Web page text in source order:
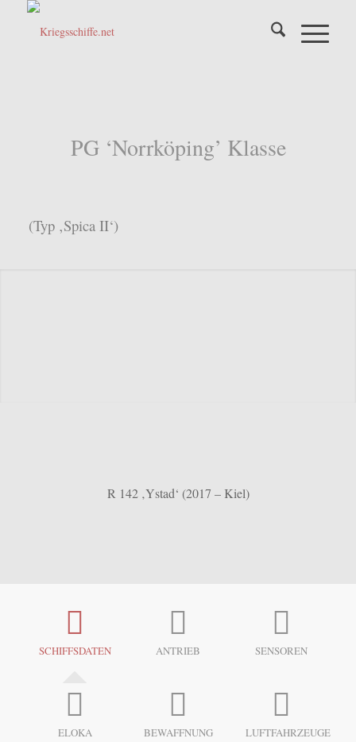
PG ‘Norrköping’ Klasse
(Typ ‚Spica II‘)
R 142 ‚Ystad‘ (2017 – Kiel)
SCHIFFSDATEN ANTRIEB SENSOREN
ELOKA BEWAFFNUNG LUFTFAHRZEUGE